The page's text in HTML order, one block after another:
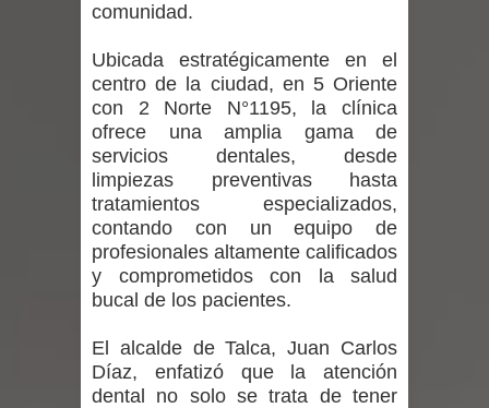
equipos en la Fiesta del Chancho
2026 en Talca
Alerta por hantavirus: expertos piden
reforzar medidas y consulta oportuna
Matrimonios Linarenses Celebraron
Bodas de Oro
Departamento Comunal de Salud de
Curicó desarrollará jornada de
comunidad.
Ubicada estratégicamente en el
centro de la ciudad, en 5 Oriente
con 2 Norte N°1195, la clínica
ofrece una amplia gama de
servicios dentales, desde
limpiezas preventivas hasta
tratamientos especializados,
contando con un equipo de
profesionales altamente calificados
y comprometidos con la salud
bucal de los pacientes.
El alcalde de Talca, Juan Carlos
Díaz, enfatizó que la atención
dental no solo se trata de tener